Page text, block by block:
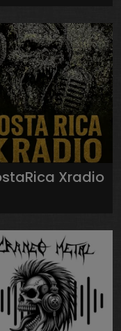
Xradio